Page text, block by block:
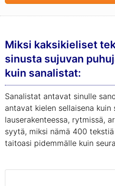
Miksi kaksikieliset
sinusta sujuvan
kuin sanalistat:
Sanalistat antavat sinulle
antavat kielen sellaisena
lauserakenteessa, rytmissä,
syytä, miksi nämä 400
taitoasi pidemmälle kuin